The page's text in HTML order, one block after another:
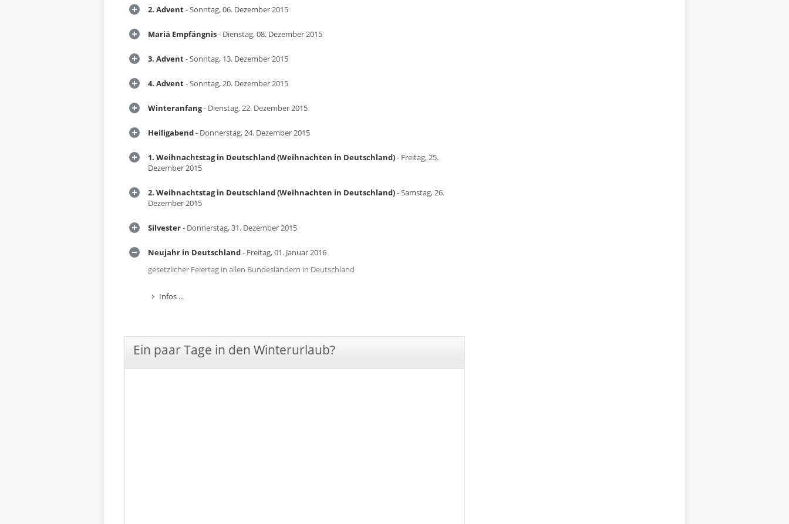
2. Advent- Sonntag, 06. Dezember 2015
Mariä Empfängnis- Dienstag, 08. Dezember 2015
3. Advent- Sonntag, 13. Dezember 2015
4. Advent- Sonntag, 20. Dezember 2015
Winteranfang- Dienstag, 22. Dezember 2015
Heiligabend- Donnerstag, 24. Dezember 2015
1. Weihnachtstag in Deutschland (Weihnachten in Deutschland)- Freitag, 25.
Dezember 2015
2. Weihnachtstag in Deutschland (Weihnachten in Deutschland)- Samstag, 26.
Dezember 2015
Silvester- Donnerstag, 31. Dezember 2015
Neujahr in Deutschland- Freitag, 01. Januar 2016
gesetzlicher Feiertag in allen Bundesländern in Deutschland
Infos ...
Ein paar Tage in den Winterurlaub?